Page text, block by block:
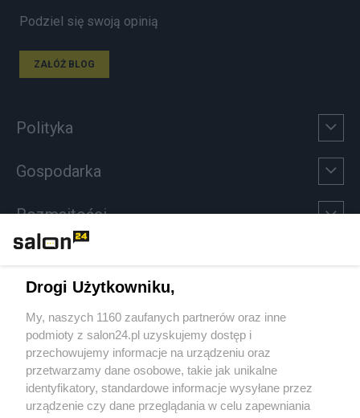
Podziel się swoją opinią
ZAŁÓŻ BLOG
Polityka
Gospodarka
Rozmaitości
Sport
Społeczeństwo
Kultura
Drogi Użytkowniku,
My, naszych 1160 zaufanych partnerów oraz inne
podmioty z salon24.pl uzyskujemy dostęp i
przechowujemy informacje na urządzeniu oraz
przetwarzamy dane osobowe, takie jak unikalne
identyfikatory, standardowe informacje wysyłane przez
urządzenie czy dane przeglądania w celu zapewniania